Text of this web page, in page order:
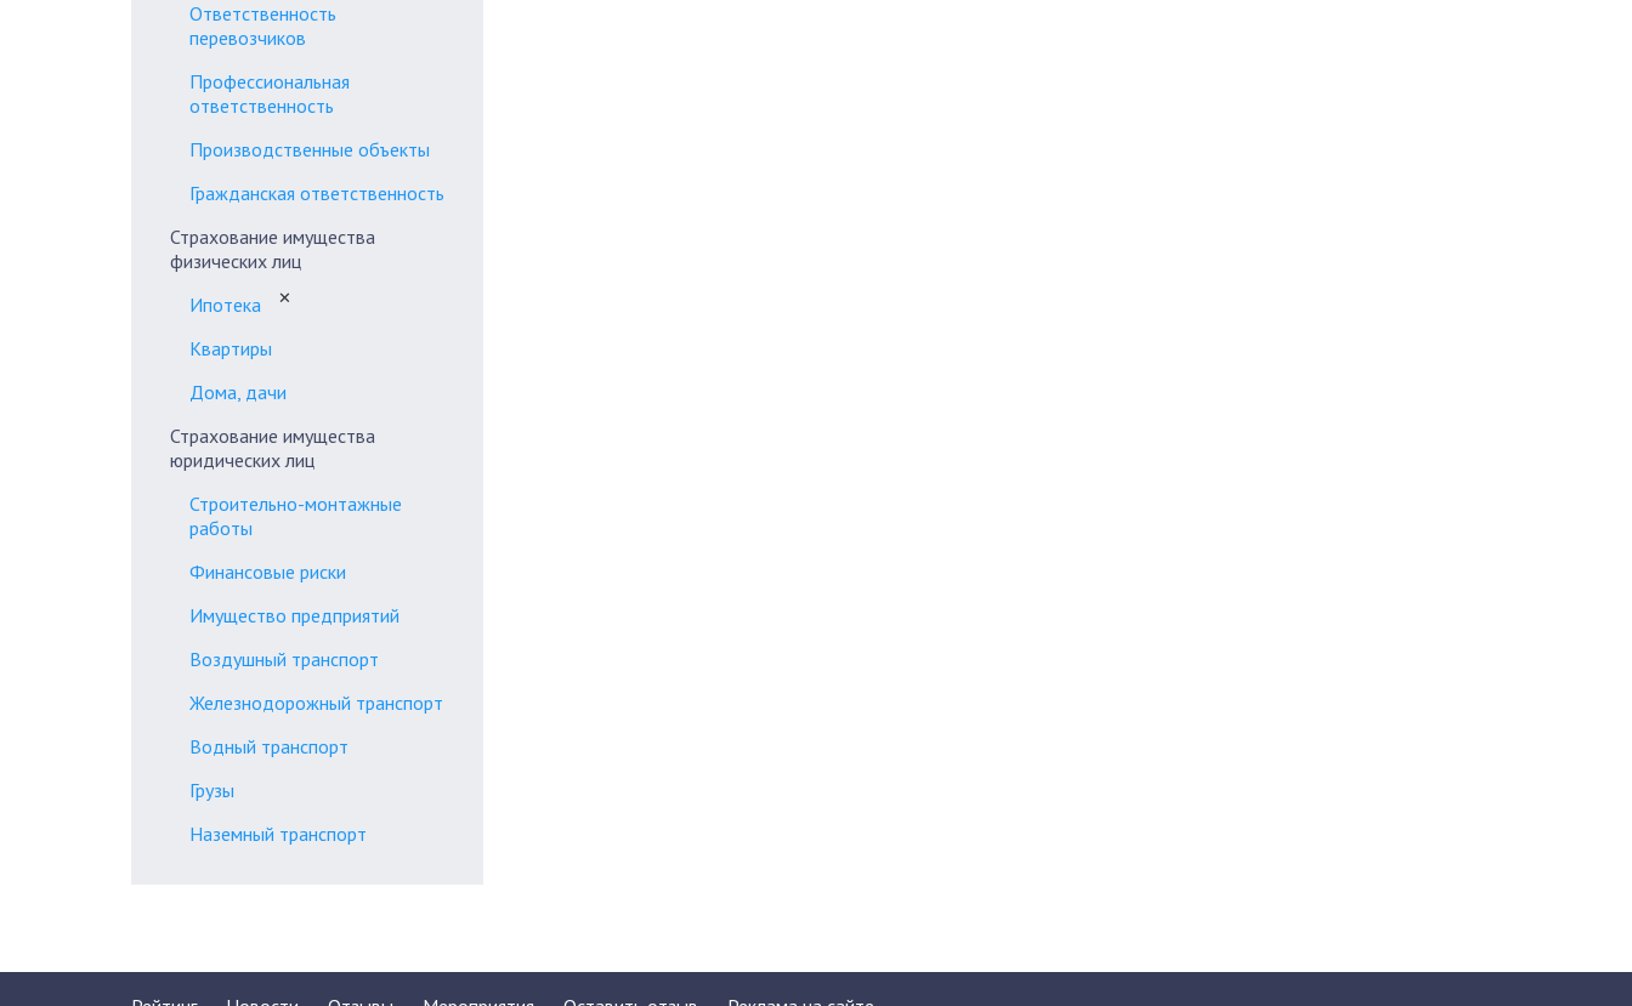
Ответственность
перевозчиков
Профессиональная
ответственность
Производственные объекты
Гражданская ответственность
Страхование имущества
физических лиц
Ипотека
✕
Квартиры
Дома, дачи
Страхование имущества
юридических лиц
Строительно-монтажные
работы
Финансовые риски
Имущество предприятий
Воздушный транспорт
Железнодорожный транспорт
Водный транспорт
Грузы
Наземный транспорт